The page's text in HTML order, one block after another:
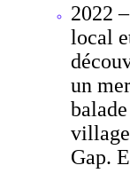
2022
local
un
Gap.